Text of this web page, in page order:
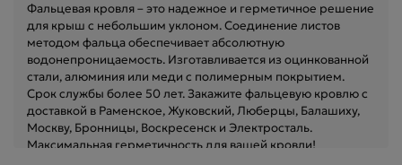
Фальцевая кровля – это надежное и герметичное решение
для крыш с небольшим уклоном. Соединение листов
методом фальца обеспечивает абсолютную
водонепроницаемость. Изготавливается из оцинкованной
стали, алюминия или меди с полимерным покрытием.
Срок службы более 50 лет. Закажите фальцевую кровлю с
доставкой в Раменское, Жуковский, Люберцы, Балашиху,
Москву, Бронницы, Воскресенск и Электросталь.
Максимальная герметичность для вашей кровли!